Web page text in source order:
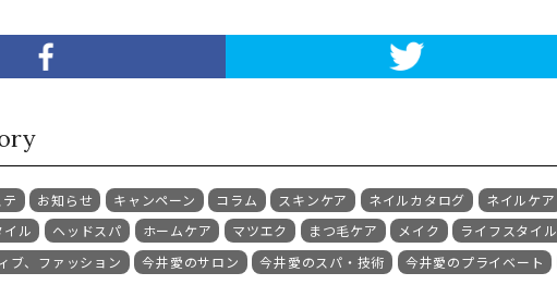
お知らせ キャンペーン コラム スキンケア ネイルカタログ ネイルケア
イル ヘッドスパ ホームケア マツエク まつ毛ケア メイク ライフスタイル
ブ、ファッション
今井愛のサロン 今井愛のスパ・技術 今井愛のプライベート